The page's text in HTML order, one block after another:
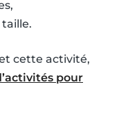
cette activité,
pour